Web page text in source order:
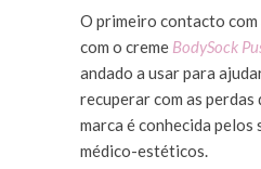
O primeiro contacto com
com o creme BodySock
andado a usar para
recuperar com as perdas
marca é conhecida
médico-estéticos.